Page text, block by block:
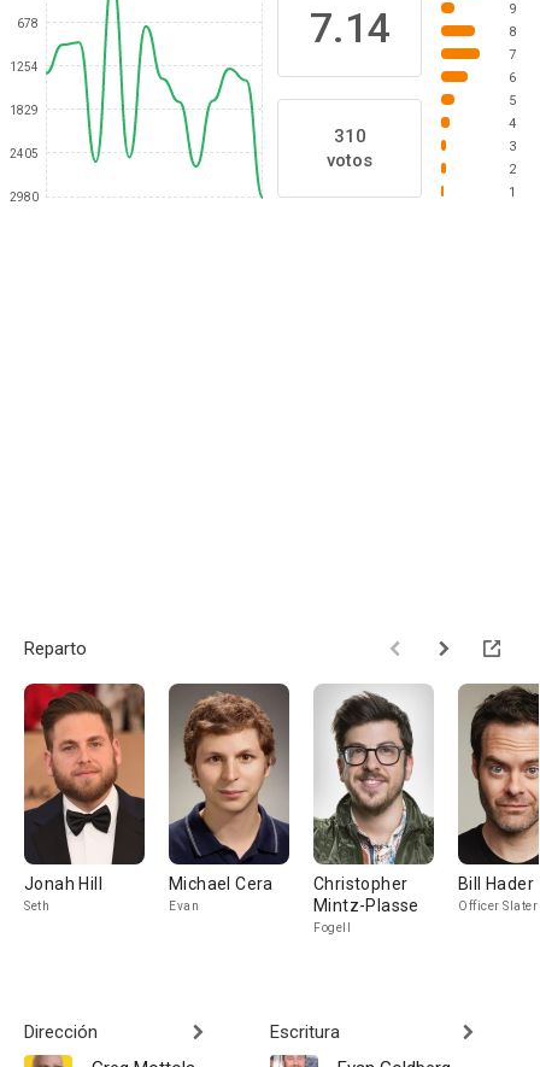
678
1254
1829
2405
2980
7.14
310
votos
9
8
7
6
5
4
3
2
1
Reparto
Jonah Hill
Seth
Michael Cera
Evan
Christopher
Mintz-Plasse
Fogell
Bill Hader
Officer Slater
Dirección
Escritura